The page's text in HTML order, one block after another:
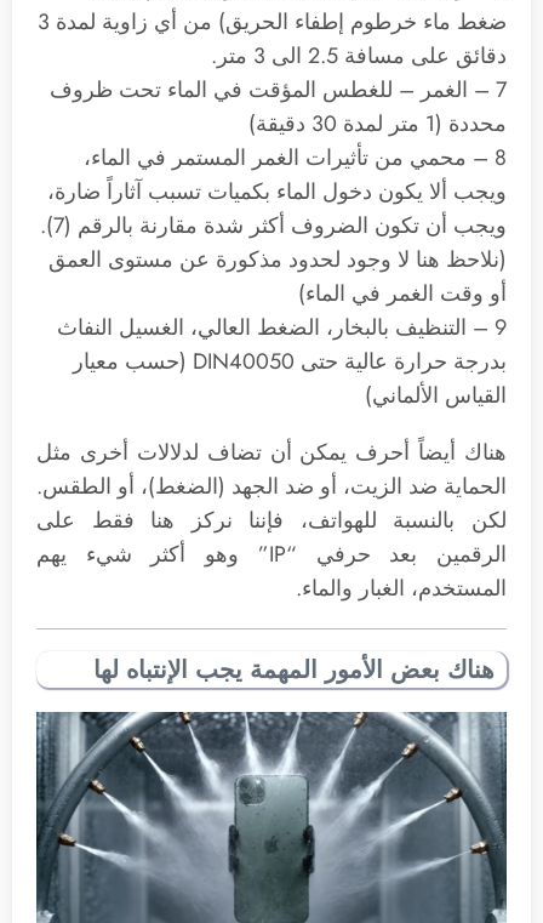
ضغط ماء خرطوم إطفاء الحريق) من أي زاوية لمدة 3
دقائق على مسافة 2.5 الى 3 متر.
7 – الغمر – للغطس المؤقت في الماء تحت ظروف
محددة (1 متر لمدة 30 دقيقة)
8 – محمي من تأثيرات الغمر المستمر في الماء،
ويجب ألا يكون دخول الماء بكميات تسبب آثاراً ضارة،
ويجب أن تكون الضروف أكثر شدة مقارنة بالرقم (7).
(نلاحظ هنا لا وجود لحدود مذكورة عن مستوى العمق
أو وقت الغمر في الماء)
9 – التنظيف بالبخار، الضغط العالي، الغسيل النفاث
بدرجة حرارة عالية حتى DIN40050 (حسب معيار
القياس الألماني)
هناك أيضاً أحرف يمكن أن تضاف لدلالات أخرى مثل
الحماية ضد الزيت، أو ضد الجهد (الضغط)، أو الطقس.
لكن بالنسبة للهواتف، فإننا نركز هنا فقط على
الرقمين بعد حرفي “IP” وهو أكثر شيء يهم
المستخدم، الغبار والماء.
هناك بعض الأمور المهمة يجب الإنتباه لها